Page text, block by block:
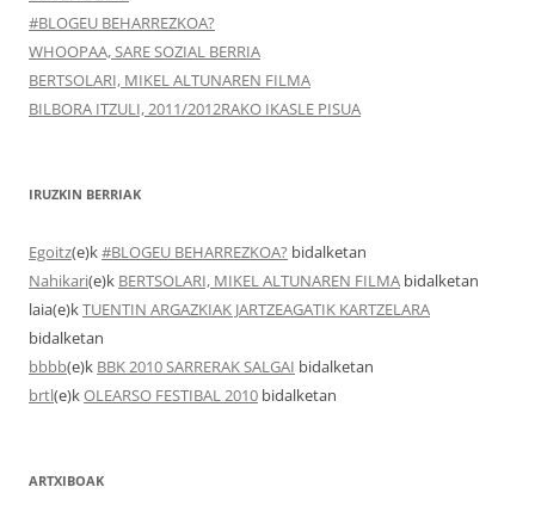
#BLOGEU BEHARREZKOA?
WHOOPAA, SARE SOZIAL BERRIA
BERTSOLARI, MIKEL ALTUNAREN FILMA
BILBORA ITZULI, 2011/2012RAKO IKASLE PISUA
IRUZKIN BERRIAK
Egoitz(e)k#BLOGEU BEHARREZKOA? bidalketan
Nahikari(e)k BERTSOLARI, MIKEL ALTUNAREN FILMA bidalketan
laia(e)kTUENTIN ARGAZKIAK JARTZEAGATIK KARTZELARA
bidalketan
bbbb(e)k BBK 2010 SARRERAK SALGAI bidalketan
brtl(e)kOLEARSO FESTIBAL 2010 bidalketan
ARTXIBOAK